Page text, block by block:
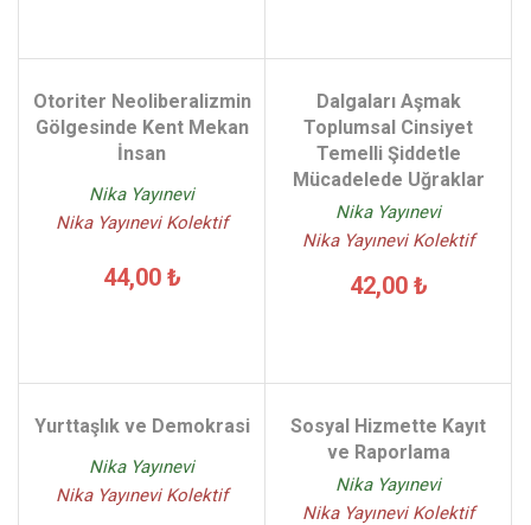
Otoriter Neoliberalizmin
Gölgesinde Kent Mekan
İnsan
Nika Yayınevi
Nika Yayınevi Kolektif
44,00 ₺
Dalgaları Aşmak
Toplumsal Cinsiyet
Temelli Şiddetle
Mücadelede Uğraklar
Nika Yayınevi
Nika Yayınevi Kolektif
42,00 ₺
Yurttaşlık ve Demokrasi
Nika Yayınevi
Nika Yayınevi Kolektif
Sosyal Hizmette Kayıt
ve Raporlama
Nika Yayınevi
Nika Yayınevi Kolektif